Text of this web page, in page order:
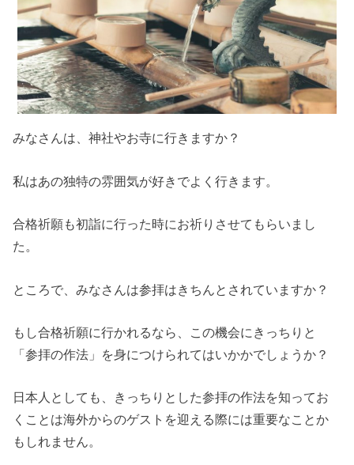
みなさんは、神社やお寺に行きますか？
私はあの独特の雰囲気が好きでよく行きます。
合格祈願も初詣に行った時にお祈りさせてもらいまし
た。
ところで、みなさんは参拝はきちんとされていますか？
もし合格祈願に行かれるなら、この機会にきっちりと
「参拝の作法」を身につけられてはいかかでしょうか？
日本人としても、きっちりとした参拝の作法を知ってお
くことは海外からのゲストを迎える際には重要なことか
もしれません。